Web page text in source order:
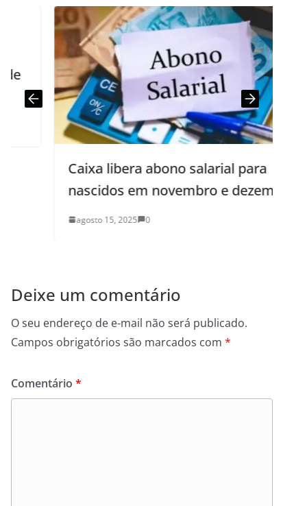
Caixa libera abono salarial para
nascidos em novembro e dezembro
agosto 15, 2025 0
Deixe um comentário
O seu endereço de e-mail não será publicado.
Campos obrigatórios são marcados com *
Comentário *